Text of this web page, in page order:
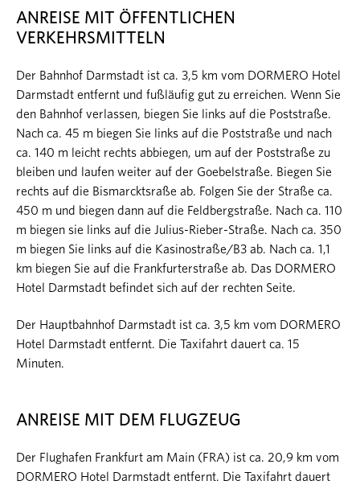
ANREISE MIT ÖFFENTLICHEN
VERKEHRSMITTELN
Der Bahnhof Darmstadt ist ca. 3,5 km vom DORMERO Hotel
Darmstadt entfernt und fußläufig gut zu erreichen. Wenn Sie
den Bahnhof verlassen, biegen Sie links auf die Poststraße.
Nach ca. 45 m biegen Sie links auf die Poststraße und nach
ca. 140 m leicht rechts abbiegen, um auf der Poststraße zu
bleiben und laufen weiter auf der Goebelstraße. Biegen Sie
rechts auf die Bismarcktsraße ab. Folgen Sie der Straße ca.
450 m und biegen dann auf die Feldbergstraße. Nach ca. 110
m biegen sie links auf die Julius-Rieber-Straße. Nach ca. 350
m biegen Sie links auf die Kasinostraße/B3 ab. Nach ca. 1,1
km biegen Sie auf die Frankfurterstraße ab. Das DORMERO
Hotel Darmstadt befindet sich auf der rechten Seite.
Der Hauptbahnhof Darmstadt ist ca. 3,5 km vom DORMERO
Hotel Darmstadt entfernt. Die Taxifahrt dauert ca. 15
Minuten.
ANREISE MIT DEM FLUGZEUG
Der Flughafen Frankfurt am Main (FRA) ist ca. 20,9 km vom
DORMERO Hotel Darmstadt entfernt. Die Taxifahrt dauert